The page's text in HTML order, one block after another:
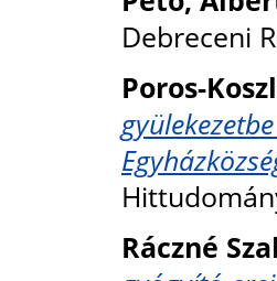
Debreceni
Poros-
Ráczné